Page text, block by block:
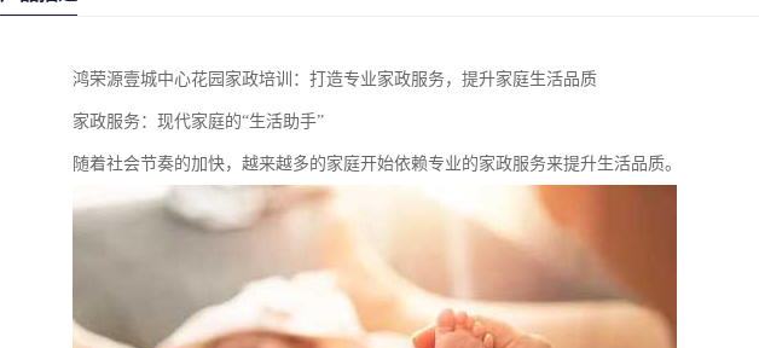
鸿荣源壹城中心花园家政培训：打造专业家政服务，提升家庭生活品质
家政服务：现代家庭的“生活助手”
随着社会节奏的加快，越来越多的家庭开始依赖专业的家政服务来提升生活品质。